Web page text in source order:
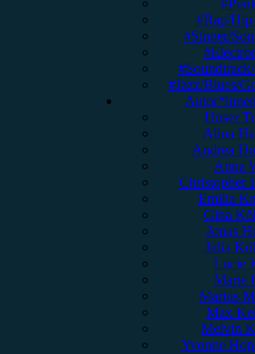
#Rap/
#Singer/
#Jazz/Blues/
Unser
Alina
Andrea
Anna
Christopher
Emilia
Gina
Jonas
Julia
Lucie
Marie
Marius
Max
Melvin
Yvonne